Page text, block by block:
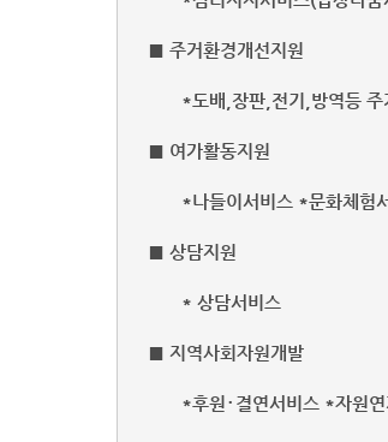
■ 주거환경개선지원
*도배,장판,전기,방역등 주
■ 여가활동지원
*나들이서비스 *문화체험
■ 상담지원
* 상담서비스
■ 지역사회자원개발
*후원･결연서비스 *자원연